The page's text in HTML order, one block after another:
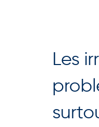
Les